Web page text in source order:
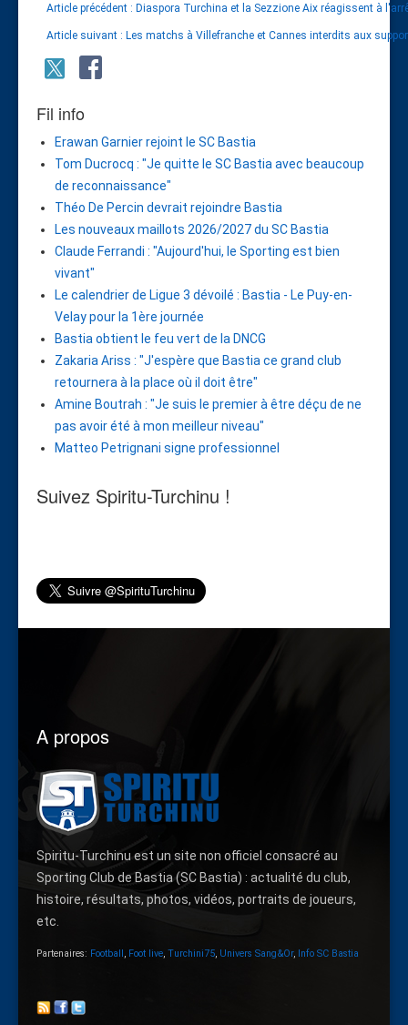
Article précédent : Diaspora Turchina et la Sezzione Aix réagissent à
Article suivant : Les matchs à Villefranche et Cannes interdits aux
Fil info
Erawan Garnier rejoint le SC Bastia
Tom Ducrocq : "Je quitte le SC Bastia avec beaucoup
de reconnaissance"
Théo De Percin devrait rejoindre Bastia
Les nouveaux maillots 2026/2027 du SC Bastia
Claude Ferrandi : "Aujourd'hui, le Sporting est bien
vivant"
Le calendrier de Ligue 3 dévoilé : Bastia - Le Puy-en-
Velay pour la 1ère journée
Bastia obtient le feu vert de la DNCG
Zakaria Ariss : "J'espère que Bastia ce grand club
retournera à la place où il doit être"
Amine Boutrah : "Je suis le premier à être déçu de ne
pas avoir été à mon meilleur niveau"
Matteo Petrignani signe professionnel
Suivez Spiritu-Turchinu !
A propos
Spiritu-Turchinu est un site non officiel consacré au
Sporting Club de Bastia (SC Bastia) : actualité du club,
histoire, résultats, photos, vidéos, portraits de joueurs,
etc.
Partenaires: Football, Foot live, Turchini75, Univers Sang&Or, Info SC Bastia